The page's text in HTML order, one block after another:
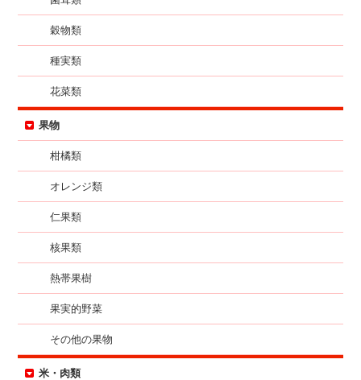
穀物類
種実類
花菜類
果物
柑橘類
オレンジ類
仁果類
核果類
熱帯果樹
果実的野菜
その他の果物
米・肉類